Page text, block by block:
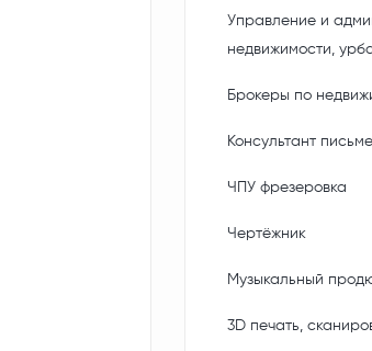
Управление и
недвижимости,
Брокеры по
Консультант
ЧПУ фрезеровка
Чертёжник
Музыкальный
3D печать,